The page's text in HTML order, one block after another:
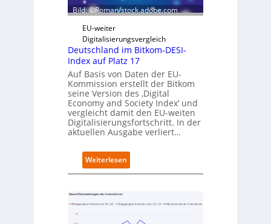
e
r
i
t
s
e
r
ö
f
f
n
e
n
e
u
C
a
Bild: ©Roman/stock.adobe.com
EU-weiter
Digitalisierungsvergleich
Deutschland im Bitkom-DESI-
Index auf Platz 17
Auf Basis von Daten der EU-
Kommission erstellt der Bitkom
seine Version des ‚Digital
Economy and Society Index‘ und
vergleicht damit den EU-weiten
Digitalisierungsfortschritt. In der
aktuellen Ausgabe verliert…
Weiterlesen:
D
t